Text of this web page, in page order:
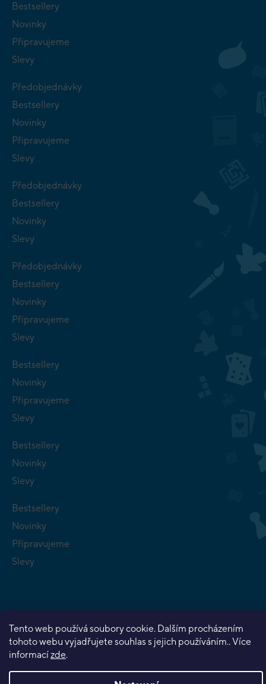
Tento web používá soubory cookie. Dalším procházením
tohoto webu vyjadřujete souhlas s jejich používáním.. Více
informacízde.
Bestsellery
Novinky
Připravujeme
Slevy
Předobjednávky
Bestsellery
Novinky
Připravujeme
Slevy
Předobjednávky
Bestsellery
Novinky
Slevy
Předobjednávky
Bestsellery
Novinky
Připravujeme
Slevy
Bestsellery
Novinky
Připravujeme
Slevy
Bestsellery
Novinky
Slevy
Bestsellery
Novinky
Připravujeme
Slevy
Vytvořil Shoptet Premium
Copyright 2026 Planeta her . Všechna práva vyhrazena.